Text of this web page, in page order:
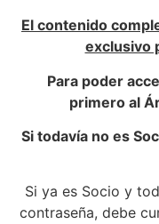
El contenido
exclusivo
Para poder
primero al
Si todavía no es
Si ya es Socio y
contraseña, debe